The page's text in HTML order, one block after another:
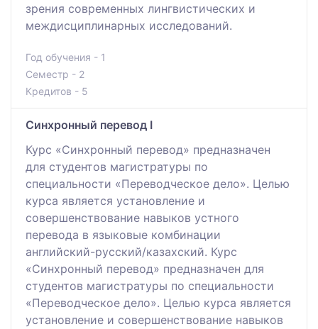
зрения современных лингвистических и
междисциплинарных исследований.
Год обучения - 1
Семестр - 2
Кредитов - 5
Синхронный перевод I
Курс «Синхронный перевод» предназначен
для студентов магистратуры по
специальности «Переводческое дело». Целью
курса является установление и
совершенствование навыков устного
перевода в языковые комбинации
английский-русский/казахский. Курс
«Синхронный перевод» предназначен для
студентов магистратуры по специальности
«Переводческое дело». Целью курса является
установление и совершенствование навыков